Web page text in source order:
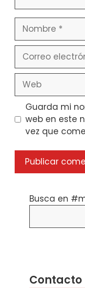
Nombre
Correo
electrónico
Web
Guarda mi
web en este
vez que
Busca en
Contacto